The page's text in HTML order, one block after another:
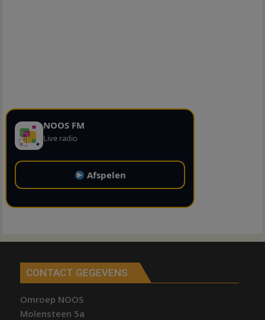
NOOS FM
Live radio
Afspelen
CONTACT GEGEVENS
Omroep NOOS
Molensteen 5a